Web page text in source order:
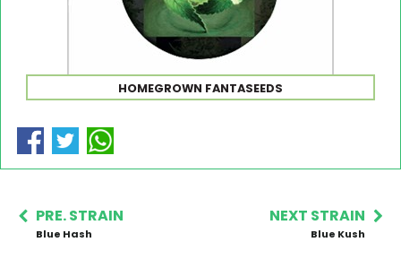
HOMEGROWN FANTASEEDS
PRE. STRAIN
Blue Hash
NEXT STRAIN
Blue Kush